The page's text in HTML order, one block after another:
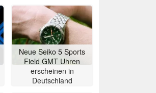
Neue Seiko 5 Sports
Field GMT Uhren
erscheinen in
Deutschland